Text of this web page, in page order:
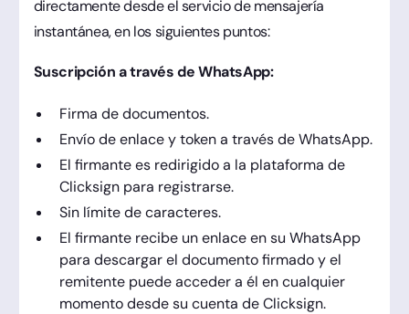
directamente desde el servicio de mensajería
instantánea, en los siguientes puntos:
Suscripción a través de WhatsApp:
Firma de documentos.
Envío de enlace y token a través de WhatsApp.
El firmante es redirigido a la plataforma de
Clicksign para registrarse.
Sin límite de caracteres.
El firmante recibe un enlace en su WhatsApp
para descargar el documento firmado y el
remitente puede acceder a él en cualquier
momento desde su cuenta de Clicksign.